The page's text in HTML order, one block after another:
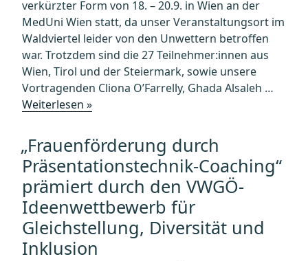
verkürzter Form von 18. – 20.9. in Wien an der
MedUni Wien statt, da unser Veranstaltungsort im
Waldviertel leider von den Unwettern betroffen
war. Trotzdem sind die 27 Teilnehmer:innen aus
Wien, Tirol und der Steiermark, sowie unsere
Vortragenden Cliona O’Farrelly, Ghada Alsaleh …
Weiterlesen »„Next
Immunologists
(NGI)
Summer
School
2024“
„Frauenförderung durch
Präsentationstechnik-Coaching“
prämiert durch den VWGÖ-
Ideenwettbewerb für
Gleichstellung, Diversität und
Inklusion